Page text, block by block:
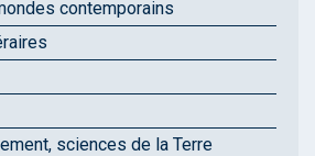
contemporains
sciences de la Terre